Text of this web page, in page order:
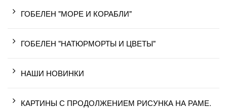
ГОБЕЛЕН "МОРЕ И КОРАБЛИ"
ГОБЕЛЕН "НАТЮРМОРТЫ И ЦВЕТЫ"
НАШИ НОВИНКИ
КАРТИНЫ С ПРОДОЛЖЕНИЕМ РИСУНКА НА РАМЕ.